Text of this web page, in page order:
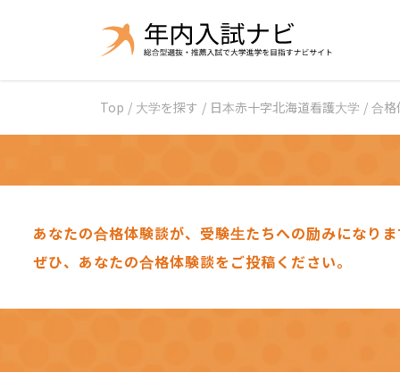
Top / 大学を探す / 日本赤十字北海道看護大学 / 合格
あなたの合格体験談が、受験生たちへの励みになりま
ぜひ、あなたの合格体験談をご投稿ください。